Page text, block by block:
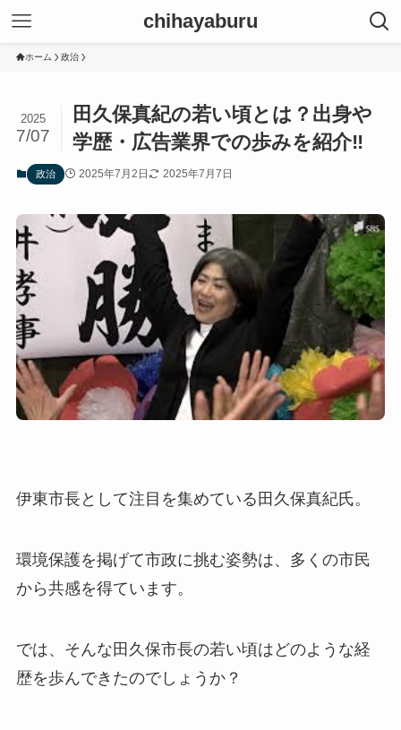
chihayaburu
ホーム 政治
田久保真紀の若い頃とは？出身や
学歴・広告業界での歩みを紹介‼
2025
7/07
政治 2025年7月2日 2025年7月7日
伊東市長として注目を集めている田久保真紀氏。
環境保護を掲げて市政に挑む姿勢は、多くの市民
から共感を得ています。
では、そんな田久保市長の若い頃はどのような経
歴を歩んできたのでしょうか？